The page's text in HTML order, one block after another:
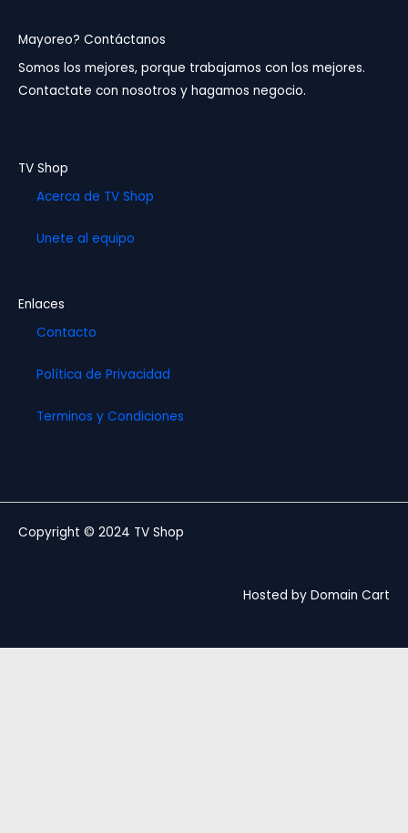
b
o
o
k
g
r
a
b
e
Mayoreo? Contáctanos
Somos los mejores, porque trabajamos con los mejores.
Contactate con nosotros y hagamos negocio.
TV Shop
Acerca de TV Shop
Unete al equipo
Enlaces
Contacto
Política de Privacidad
Terminos y Condiciones
Copyright © 2024 TV Shop
Hosted by Domain Cart